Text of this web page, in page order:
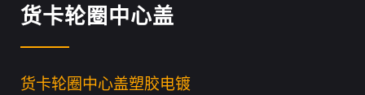
货卡轮圈中心盖
货卡轮圈中心盖塑胶电镀